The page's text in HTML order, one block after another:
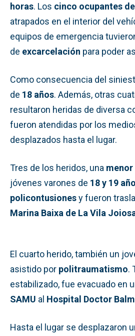
horas. Los cinco ocupantes
atrapados en el interior del
equipos de emergencia
de excarcelación para poder
Como consecuencia del
de 18 años. Además, otras
resultaron heridas de diversa
fueron atendidas por los
desplazados hasta el lugar.
Tres de los heridos, una menor
jóvenes varones de 18 y 19
policontusionesy fueron
Marina Baixa de La Vila
El cuarto herido, también un
asistido por politraumatismo.
estabilizado, fue evacuado en
SAMU al Hospital Doctor
Hasta el lugar se desplazaron